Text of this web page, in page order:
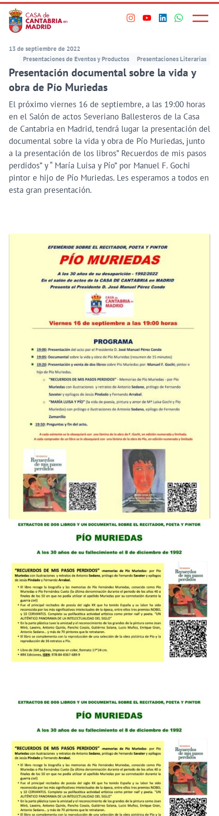
Saltar
al
contenido
principal
Visita
en
Instagram
Visita
en
Youtube
Visita
en
Linkedin
Visita
en
WhatsApp
Principal
Menú
13 de septiembre de 2022
Presentaciones de Eventos y Productos
Presentaciones Literarias
Presentación documental sobre la vida y
obra de Pío Muriedas
El próximo viernes 16 de septiembre, a las 19:00 horas
en el Salón de actos Severiano Ballesteros de la Casa
de Cantabria en Madrid, tendrá lugar la presentación del
documental sobre la vida y obra de Pío Muriedas, junto
a la presentación de los libros” Recuerdos de mis pasos
perdidos” y “ María Luisa y Pío” por Manuel F. Gochi
pintor e hijo de Pío Muriedas. Les esperamos a todos en
esta gran presentación.